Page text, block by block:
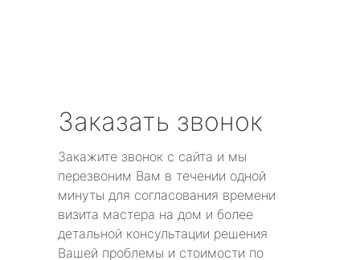
Заказать звонок
Закажите звонок с сайта и мы
перезвоним Вам в течении одной
минуты для согласования времени
визита мастера на дом и более
детальной консультации решения
Вашей проблемы и стоимости по